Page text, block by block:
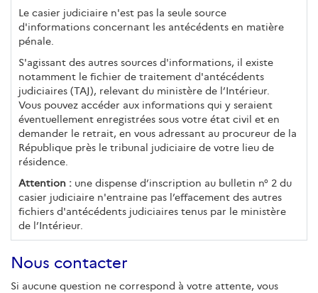
Le casier judiciaire n'est pas la seule source
d'informations concernant les antécédents en matière
pénale.
S'agissant des autres sources d'informations, il existe
notamment le fichier de traitement d'antécédents
judiciaires (TAJ), relevant du ministère de l’Intérieur.
Vous pouvez accéder aux informations qui y seraient
éventuellement enregistrées sous votre état civil et en
demander le retrait, en vous adressant au procureur de la
République près le tribunal judiciaire de votre lieu de
résidence.
Attention : une dispense d’inscription au bulletin n° 2 du
casier judiciaire n'entraine pas l’effacement des autres
fichiers d'antécédents judiciaires tenus par le ministère
de l’Intérieur.
Nous contacter
Si aucune question ne correspond à votre attente, vous